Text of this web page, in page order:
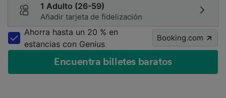
1 Adulto (26-59)
Añadir tarjeta de fidelización
Ahorra hasta un 20 % en
estancias con Genius
Booking.com
Encuentra billetes baratos